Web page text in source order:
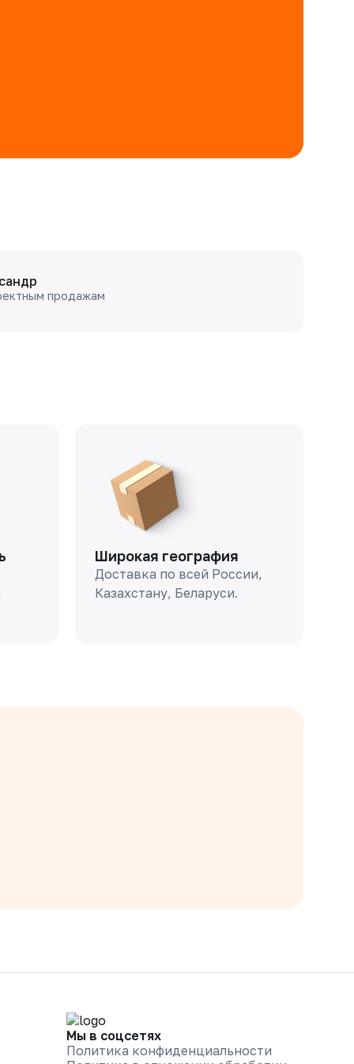
продажам
Широкая география
Доставка по всей России,
Казахстану, Беларуси.
Мы в соцсетях
Политика конфиденциальности